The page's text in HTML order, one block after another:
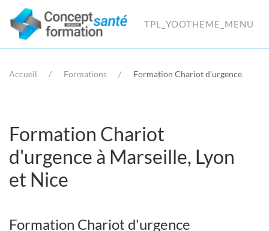
TPL_YOOTHEME_MENU
Accueil Formations Formation Chariot d'urgence
Formation Chariot
d'urgence à Marseille, Lyon
et Nice
Formation Chariot d'urgence